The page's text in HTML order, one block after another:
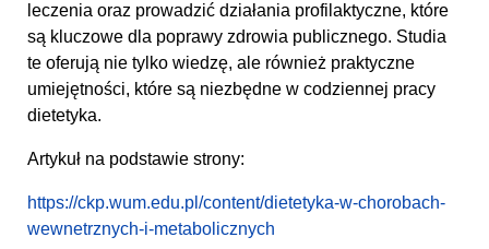
leczenia oraz prowadzić działania profilaktyczne, które
są kluczowe dla poprawy zdrowia publicznego. Studia
te oferują nie tylko wiedzę, ale również praktyczne
umiejętności, które są niezbędne w codziennej pracy
dietetyka.
Artykuł na podstawie strony:
https://ckp.wum.edu.pl/content/dietetyka-w-chorobach-
wewnetrznych-i-metabolicznych